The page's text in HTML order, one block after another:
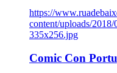
https://
content/uploads/
335x256.jpg
Comic Con